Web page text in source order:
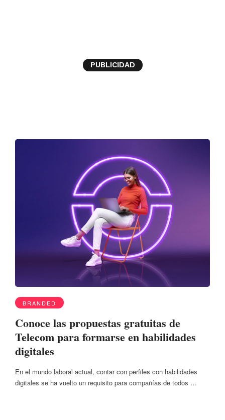
PUBLICIDAD
BRANDED
Conoce las propuestas gratuitas de
Telecom para formarse en habilidades
digitales
En el mundo laboral actual, contar con perfiles con habilidades
digitales se ha vuelto un requisito para compañías de todos …